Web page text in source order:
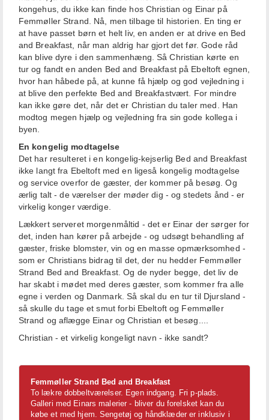
kongehus, du ikke kan finde hos Christian og Einar på
Femmøller Strand. Nå, men tilbage til historien. En ting er
at have passet børn et helt liv, en anden er at drive en Bed
and Breakfast, når man aldrig har gjort det før. Gode råd
kan blive dyre i den sammenhæng. Så Christian kørte en
tur og fandt en anden Bed and Breakfast på Ebeltoft egnen,
hvor han håbede på, at kunne få hjælp og god vejledning i
at blive den perfekte Bed and Breakfastvært. For mindre
kan ikke gøre det, når det er Christian du taler med. Han
modtog megen hjælp og vejledning fra sin gode kollega i
byen.
En kongelig modtagelse
Det har resulteret i en kongelig-kejserlig Bed and Breakfast
ikke langt fra Ebeltoft med en ligeså kongelig modtagelse
og service overfor de gæster, der kommer på besøg. Og
ærlig talt - de værelser der møder dig - og stedets ånd - er
virkelig konger værdige.
Lækkert serveret morgenmåltid - det er Einar der sørger for
det, inden han kører på arbejde - og udsøgt behandling af
gæster, friske blomster, vin og en masse opmærksomhed -
som er Christians bidrag til det, der nu hedder Femmøller
Strand Bed and Breakfast. Og de nyder begge, det liv de
har skabt i mødet med deres gæster, som kommer fra alle
egne i verden og Danmark. Så skal du en tur til Djursland -
så skulle du tage et smut forbi Ebeltoft og Femmøller
Strand og aflægge Einar og Christian et besøg....
Christian - et virkelig kongeligt navn - ikke sandt?
Femmøller Strand Bed and Breakfast
To lækre dobbeltværelser. Egen indgang. Fri p-plads.
Galleri med Einars malerier - bliver du forelsket kan du
købe et med hjem. Sengetøj og håndklæder er inklusiv i